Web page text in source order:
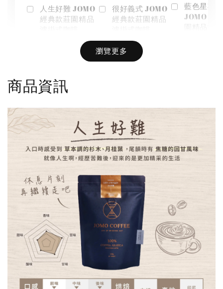
人生好難 JOMO
經典款莊園精品
NT$ 40
很好義式 JOMO
經典款莊園精品
藍色星期一
JOMO 經
園精品濾
瀏覽更多
商品資訊